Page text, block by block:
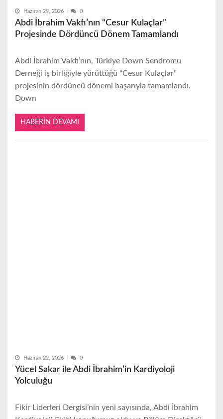
Haziran 29, 2026 0
Abdi İbrahim Vakfı’nın “Cesur Kulaçlar”
Projesinde Dördüncü Dönem Tamamlandı
Abdi İbrahim Vakfı’nın, Türkiye Down Sendromu
Derneği iş birliğiyle yürüttüğü “Cesur Kulaçlar”
projesinin dördüncü dönemi başarıyla tamamlandı.
Down
HABERIN DEVAMI
Haziran 22, 2026 0
Yücel Sakar ile Abdi İbrahim’in Kardiyoloji
Yolculuğu
Fikir Liderleri Dergisi’nin yeni sayısında, Abdi İbrahim